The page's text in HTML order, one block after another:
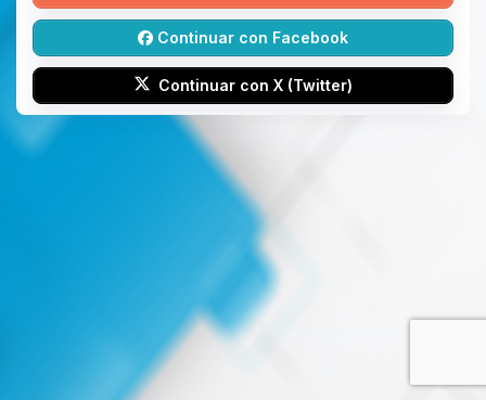
Continuar con Facebook
Continuar con X (Twitter)